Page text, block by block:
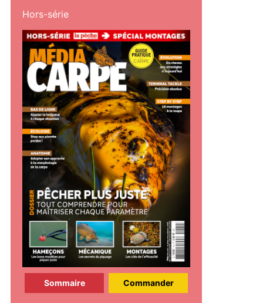
Hors-série
Sommaire Commander